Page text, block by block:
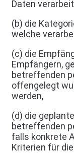
Daten
(b) die
welche
(c) die
Empfängern,
betreffenden
offengelegt
werden,
(d) die
betreffenden
falls konkrete
Kriterien für